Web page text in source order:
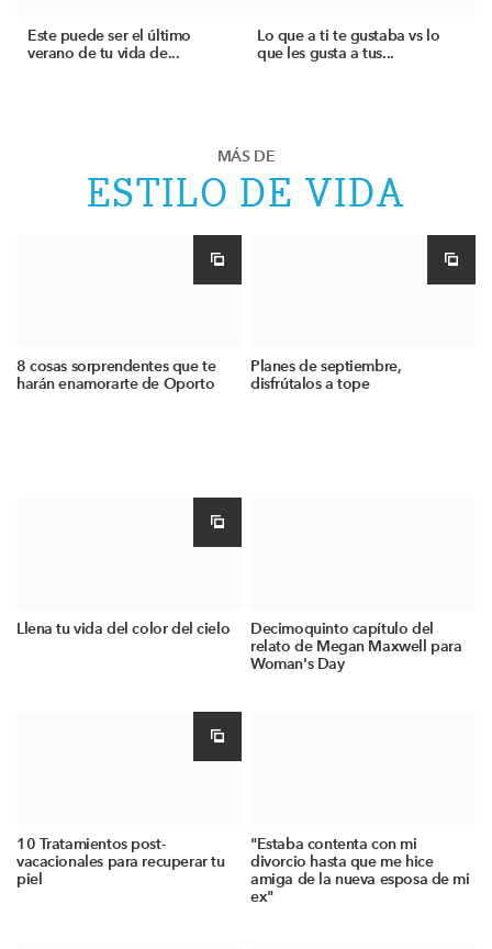
Este puede ser el último
verano de tu vida de...
Lo que a ti te gustaba vs lo
que les gusta a tus...
MÁS DE
ESTILO DE VIDA
8 cosas sorprendentes que te
harán enamorarte de Oporto
Planes de septiembre,
disfrútalos a tope
Llena tu vida del color del cielo
Decimoquinto capítulo del
relato de Megan Maxwell para
Woman's Day
10 Tratamientos post-
vacacionales para recuperar tu
piel
"Estaba contenta con mi
divorcio hasta que me hice
amiga de la nueva esposa de mi
ex"